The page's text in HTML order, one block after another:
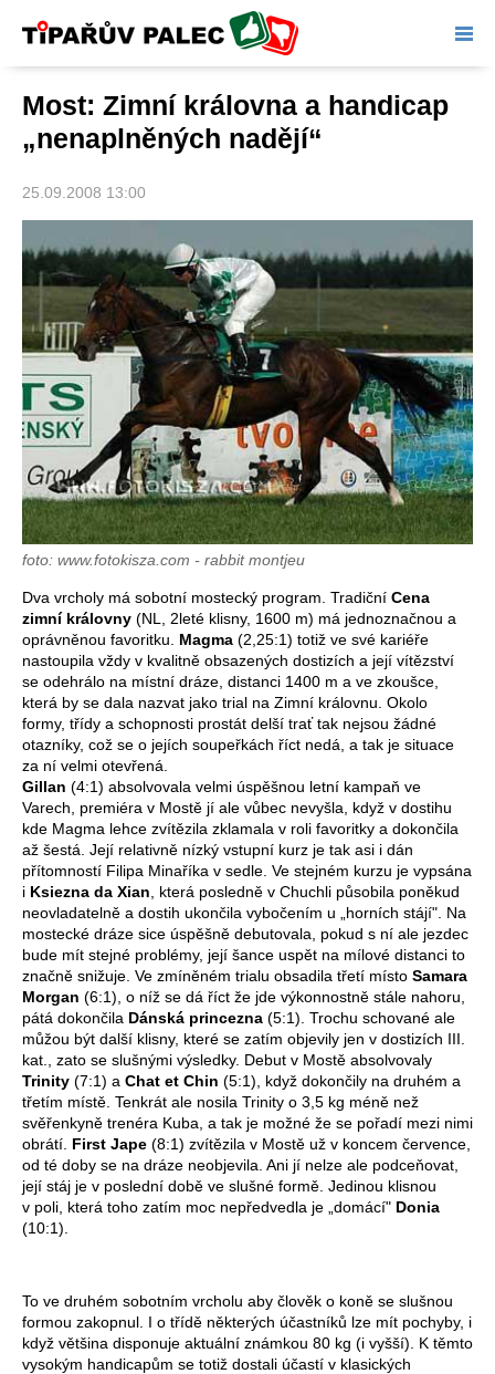
Tipařův palec
Most: Zimní královna a handicap
„nenaplněných nadějí“
25.09.2008 13:00
foto: www.fotokisza.com - rabbit montjeu
Dva vrcholy má sobotní mostecký program. Tradiční Cena
zimní královny (NL, 2leté klisny, 1600 m) má jednoznačnou a
oprávněnou favoritku. Magma (2,25:1) totiž ve své kariéře
nastoupila vždy v kvalitně obsazených dostizích a její vítězství
se odehrálo na místní dráze, distanci 1400 m a ve zkoušce,
která by se dala nazvat jako trial na Zimní královnu. Okolo
formy, třídy a schopnosti prostát delší trať tak nejsou žádné
otazníky, což se o jejích soupeřkách říct nedá, a tak je situace
za ní velmi otevřená.
Gillan (4:1) absolvovala velmi úspěšnou letní kampaň ve
Varech, premiéra v Mostě jí ale vůbec nevyšla, když v dostihu
kde Magma lehce zvítězila zklamala v roli favoritky a dokončila
až šestá. Její relativně nízký vstupní kurz je tak asi i dán
přítomností Filipa Minaříka v sedle. Ve stejném kurzu je vypsána
i Ksiezna da Xian , která posledně v Chuchli působila poněkud
neovladatelně a dostih ukončila vybočením u „horních stájí". Na
mostecké dráze sice úspěšně debutovala, pokud s ní ale jezdec
bude mít stejné problémy, její šance uspět na mílové distanci to
značně snižuje. Ve zmíněném trialu obsadila třetí místo Samara
Morgan (6:1), o níž se dá říct že jde výkonnostně stále nahoru,
pátá dokončila Dánská princezna (5:1). Trochu schované ale
můžou být další klisny, které se zatím objevily jen v dostizích III.
kat., zato se slušnými výsledky. Debut v Mostě absolvovaly
Trinity (7:1) a Chat et Chin (5:1), když dokončily na druhém a
třetím místě. Tenkrát ale nosila Trinity o 3,5 kg méně než
svěřenkyně trenéra Kuba, a tak je možné že se pořadí mezi nimi
obrátí. First Jape (8:1) zvítězila v Mostě už v koncem července,
od té doby se na dráze neobjevila. Ani jí nelze ale podceňovat,
její stáj je v poslední době ve slušné formě. Jedinou klisnou
v poli, která toho zatím moc nepředvedla je „domácí" Donia
(10:1).
To ve druhém sobotním vrcholu aby člověk o koně se slušnou
formou zakopnul. I o třídě některých účastníků lze mít pochyby, i
když většina disponuje aktuální známkou 80 kg (i vyšší). K těmto
vysokým handicapům se totiž dostali účastí v klasických